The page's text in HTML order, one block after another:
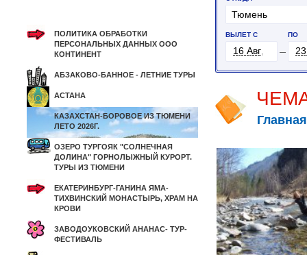
ПОЛИТИКА ОБРАБОТКИ
ПЕРСОНАЛЬНЫХ ДАННЫХ ООО
КОНТИНЕНТ
АБЗАКОВО-БАННОЕ - ЛЕТНИЕ ТУРЫ
АСТАНА
КАЗАХСТАН-БОРОВОЕ ИЗ ТЮМЕНИ
ЛЕТО 2026Г.
ОЗЕРО ТУРГОЯК "СОЛНЕЧНАЯ
ДОЛИНА" ГОРНОЛЫЖНЫЙ КУРОРТ.
ТУРЫ ИЗ ТЮМЕНИ
ЕКАТЕРИНБУРГ-ГАНИНА ЯМА-
ТИХВИНСКИЙ МОНАСТЫРЬ, ХРАМ НА
КРОВИ
ЗАВОДОУКОВСКИЙ АНАНАС- ТУР-
ФЕСТИВАЛЬ
Главная